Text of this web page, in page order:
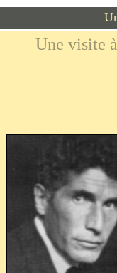
Une visite